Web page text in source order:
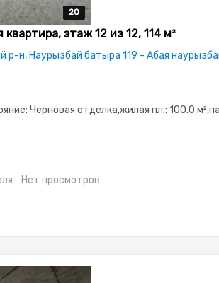
20
20
20
20
20
этаж 12 из 12, 114 м²
р-н, Наурызбай батыра 119 - Абая
Черновая отделка,жилая пл.: 100.0
Нет просмотров